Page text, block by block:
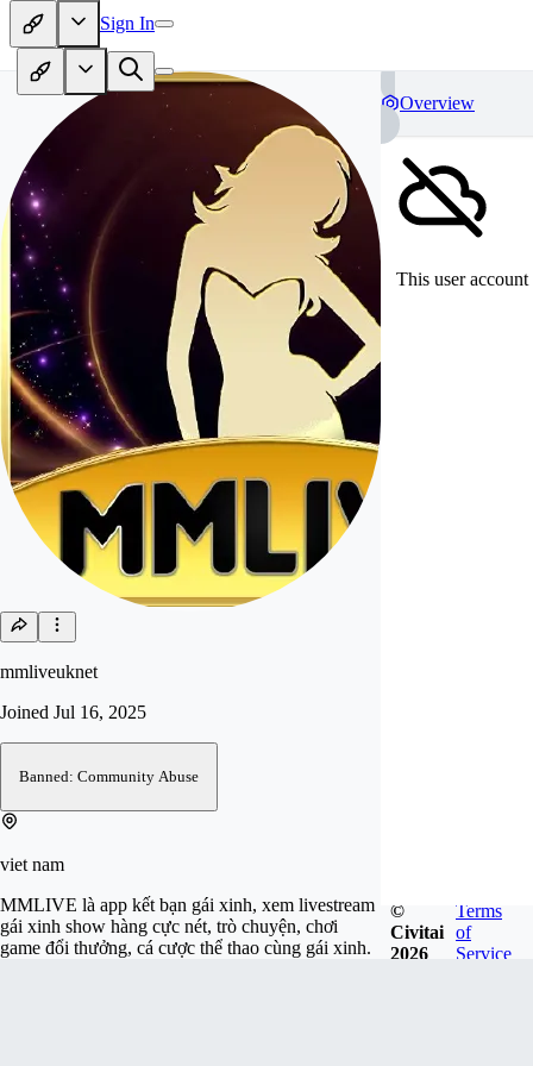
Sign In
mmliveuknet
Joined Jul 16, 2025
Banned: Community Abuse
viet nam
MMLIVE là app kết bạn gái xinh, xem livestream
gái xinh show hàng cực nét, trò chuyện, chơi
game đổi thưởng, cá cược thể thao cùng gái xinh.
Overview
This user
©
Civitai
2026
Terms
of
Service